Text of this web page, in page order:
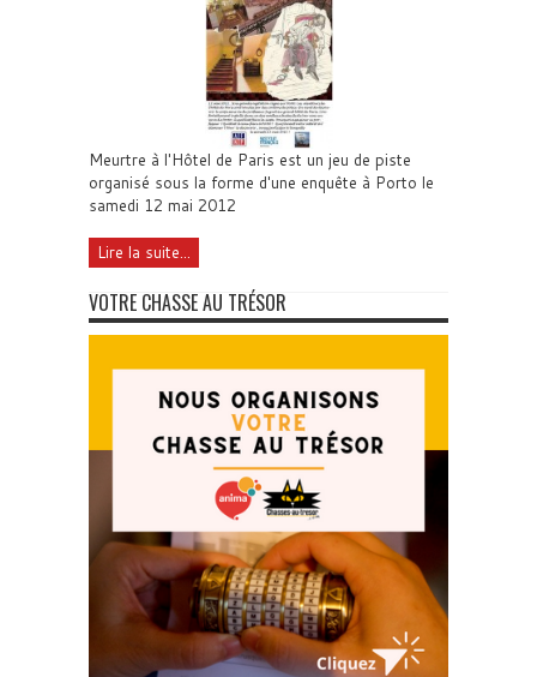
Meurtre à l'Hôtel de Paris est un jeu de piste
organisé sous la forme d'une enquête à Porto le
samedi 12 mai 2012
Lire la suite...
VOTRE CHASSE AU TRÉSOR